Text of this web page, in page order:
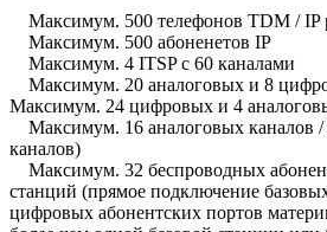
Максимум. 500 телефонов TDM / IP
Максимум. 500 абоненетов IP
Максимум. 4 ITSP с 60 каналами
Максимум. 20 аналоговых и 8
Максимум. 24 цифровых и 4
Максимум. 16 аналоговых каналов
каналов)
Максимум. 32 беспроводных
станций (прямое подключение
цифровых абонентских портов